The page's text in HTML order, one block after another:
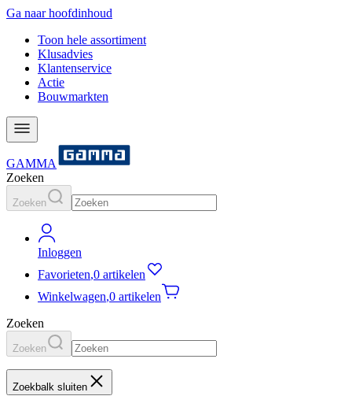
Ga naar hoofdinhoud
Toon hele assortiment
Klusadvies
Klantenservice
Actie
Bouwmarkten
GAMMA
Zoeken
Zoeken
Inloggen
Favorieten,0 artikelen
Winkelwagen,0 artikelen
Zoeken
Zoeken
Zoekbalk sluiten